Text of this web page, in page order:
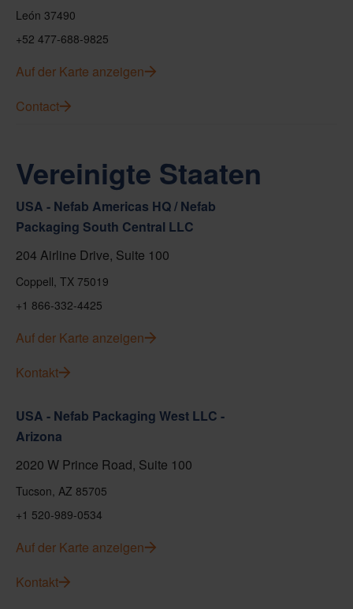
León 37490
+52 477-688-9825
Auf der Karte anzeigen
Contact
Vereinigte Staaten
USA - Nefab Americas HQ / Nefab
Packaging South Central LLC
204 Airline Drive, Suite 100
Coppell, TX 75019
+1 866-332-4425
Auf der Karte anzeigen
Kontakt
USA - Nefab Packaging West LLC -
Arizona
2020 W Prince Road, Suite 100
Tucson, AZ 85705
+1 520-989-0534
Auf der Karte anzeigen
Kontakt